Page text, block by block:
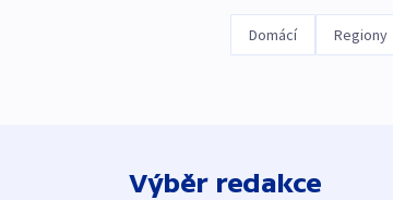
Domácí Regiony
Výběr redakce